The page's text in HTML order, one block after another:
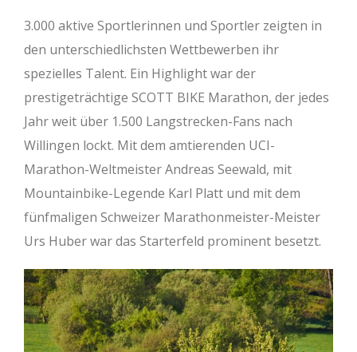
3.000 aktive Sportlerinnen und Sportler zeigten in
den unterschiedlichsten Wettbewerben ihr
spezielles Talent. Ein Highlight war der
prestigeträchtige SCOTT BIKE Marathon, der jedes
Jahr weit über 1.500 Langstrecken-Fans nach
Willingen lockt. Mit dem amtierenden UCI-
Marathon-Weltmeister Andreas Seewald, mit
Mountainbike-Legende Karl Platt und mit dem
fünfmaligen Schweizer Marathonmeister-Meister
Urs Huber war das Starterfeld prominent besetzt.